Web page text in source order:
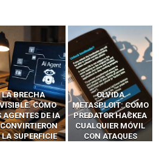
OLVIDA
CÓMO
HACKEA
MÓVIL
ATAQUES
CÓMO LOS HACKERS
INTERCEPTAN OTPS
Y LLAMADAS
MÓVILES SIN
‘HACKEAR’ — EL